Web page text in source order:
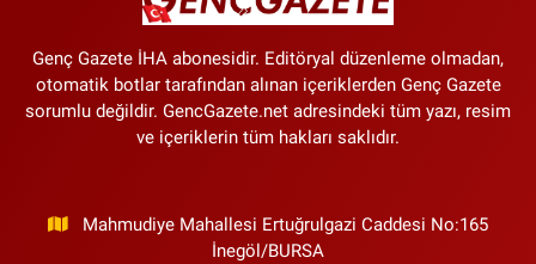
Genç Gazete İHA abonesidir. Editöryal düzenleme olmadan,
otomatik botlar tarafından alınan içeriklerden Genç Gazete
sorumlu değildir. GencGazete.net adresindeki tüm yazı, resim
ve içeriklerin tüm hakları saklıdır.
Mahmudiye Mahallesi Ertuğrulgazi Caddesi No:165
İnegöl/BURSA